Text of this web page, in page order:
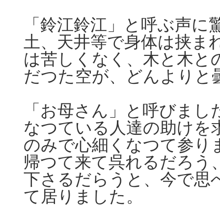
「鈴江鈴江」と呼ぶ声
土、天井等で身体は挟ま
は苦しくなく、木と木と
だつた空が、どんよりと
「お母さん」と呼びま
なつている人達の助けを
のみで心細くなつて参り
帰つて来て呉れるだろう
下さるだらうと、今で思
て居りました。